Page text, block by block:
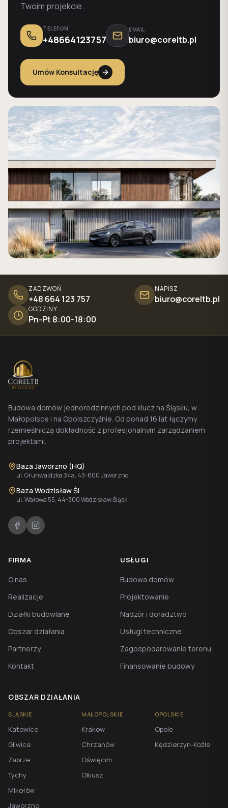
Twoim projekcie.
TELEFON
+48664123757
EMAIL
biuro@coreltb.pl
Umów Konsultację
ZADZWOŃ
+48 664 123 757
NAPISZ
biuro@coreltb.pl
GODZINY
Pn-Pt 8:00-18:00
Budowa domów jednorodzinnych pod klucz na Śląsku, w
Małopolsce i na Opolszczyźnie. Od ponad 16 lat łączymy
rzemieślniczą dokładność z profesjonalnym zarządzaniem
projektami.
Baza Jaworzno (HQ)
ul. Grunwaldzka 34a, 43-600 Jaworzno
Baza Wodzisław Śl.
ul. Wałowa 55, 44-300 Wodzisław Śląski
FIRMA
O nas
Realizacje
Działki budowlane
Obszar działania
Partnerzy
Kontakt
USŁUGI
Budowa domów
Projektowanie
Nadzór i doradztwo
Usługi techniczne
Zagospodarowanie terenu
Finansowanie budowy
OBSZAR DZIAŁANIA
ŚLĄSKIE
Katowice
Gliwice
Zabrze
Tychy
Mikołów
Jaworzno
MAŁOPOLSKIE
Kraków
Chrzanów
Oświęcim
Olkusz
OPOLSKIE
Opole
Kędzierzyn-Koźle